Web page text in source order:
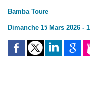
Bamba Toure
Dimanche 15 Mars 2026 -